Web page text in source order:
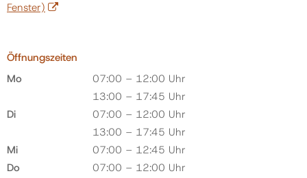
Fenster)
Öffnungszeiten
Mo
07:00 – 12:00 Uhr
13:00 – 17:45 Uhr
Di
07:00 – 12:00 Uhr
13:00 – 17:45 Uhr
Mi
07:00 – 12:45 Uhr
Do
07:00 – 12:00 Uhr